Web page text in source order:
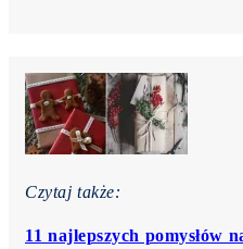
Czytaj także:
11 najlepszych pomysłów